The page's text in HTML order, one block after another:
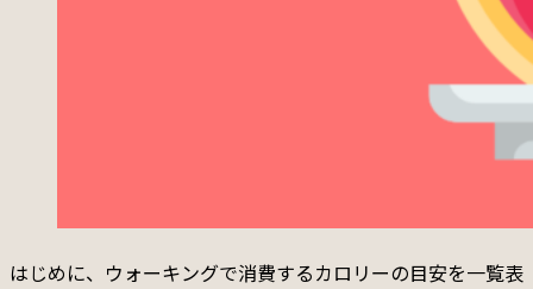
はじめに、ウォーキングで消費するカロリーの目安を一覧表